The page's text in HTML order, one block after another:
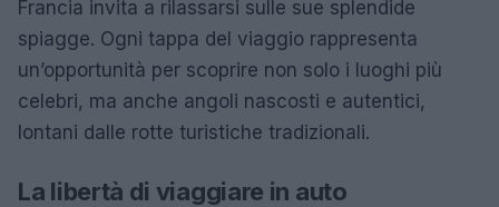
Francia invita a rilassarsi sulle sue splendide
spiagge. Ogni tappa del viaggio rappresenta
un’opportunità per scoprire non solo i luoghi più
celebri, ma anche angoli nascosti e autentici,
lontani dalle rotte turistiche tradizionali.
La libertà di viaggiare in auto